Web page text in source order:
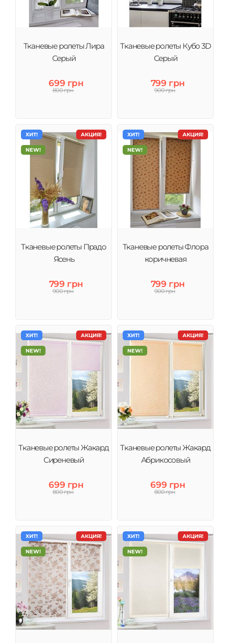
Тканевые ролеты Лира
Серый
699 грн
800 грн
Тканевые ролеты Кубо 3D
Серый
799 грн
900 грн
АКЦИЯ!
ХИТ!
NEW!
Тканевые ролеты Прадо
Ясень
799 грн
900 грн
АКЦИЯ!
ХИТ!
NEW!
Тканевые ролеты Флора
коричневая
799 грн
900 грн
АКЦИЯ!
ХИТ!
NEW!
Тканевые ролеты Жакард
Сиреневый
699 грн
800 грн
АКЦИЯ!
ХИТ!
NEW!
Тканевые ролеты Жакард
Абрикосовый
699 грн
800 грн
АКЦИЯ!
ХИТ!
NEW!
АКЦИЯ!
ХИТ!
NEW!